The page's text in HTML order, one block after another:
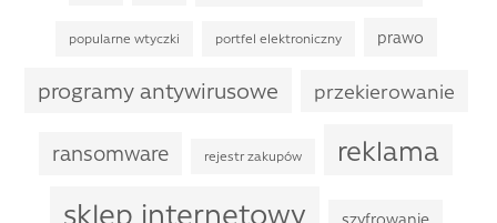
popularne wtyczki portfel elektroniczny prawo
programy antywirusowe przekierowanie
ransomware rejestr zakupów reklama
sklep internetowy szyfrowanie